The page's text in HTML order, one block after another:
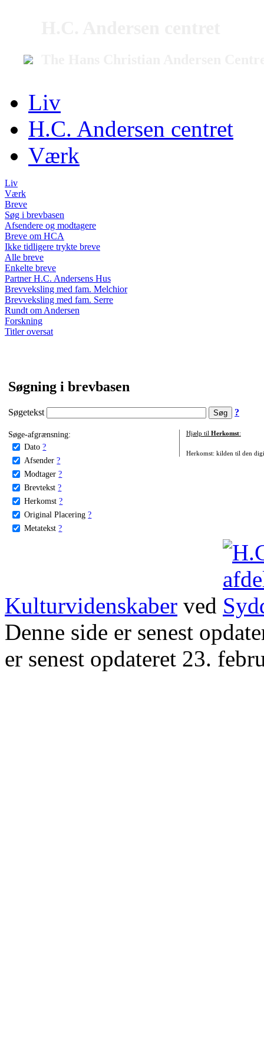
Liv
H.C. Andersen centret
Værk
Liv
Værk
Breve
Søg i brevbasen
Afsendere og modtagere
Breve om HCA
Ikke tidligere trykte breve
Alle breve
Enkelte breve
Partner H.C. Andersens Hus
Brevveksling med fam. Melchior
Brevveksling med fam. Serre
Rundt om Andersen
Forskning
Titler oversat
Søgning i brevbasen
Søgetekst ?
Søge-afgrænsning:
Dato ?
Afsender ?
Modtager ?
Brevtekst ?
Herkomst ?
Original Placering ?
Metatekst ?
Hjælp til Herkomst:
Herkomst: kilden til den
Kulturvidenskaber ved
Denne side er senest
er senest opdateret 23.